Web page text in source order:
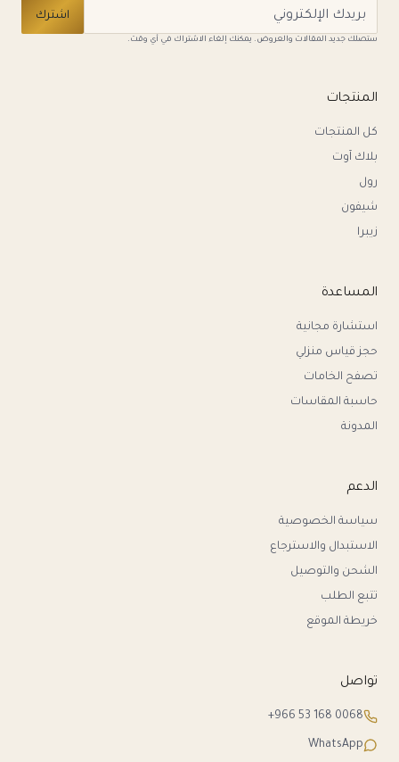
اشترك
ستصلك جديد المقالات والعروض. يمكنك إلغاء الاشتراك في أي وقت.
المنتجات
كل المنتجات
بلاك آوت
رول
شيفون
زيبرا
المساعدة
استشارة مجانية
حجز قياس منزلي
تصفح الخامات
حاسبة المقاسات
المدونة
الدعم
سياسة الخصوصية
الاستبدال والاسترجاع
الشحن والتوصيل
تتبع الطلب
خريطة الموقع
تواصل
+966 53 168 0068
WhatsApp